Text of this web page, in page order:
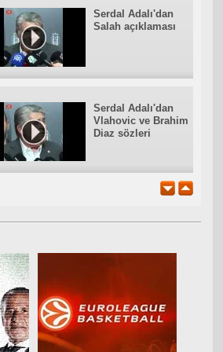
Serdal Adalı'dan
Salah açıklaması
Serdal Adalı'dan
Vlahovic ve Brahim
Diaz sözleri